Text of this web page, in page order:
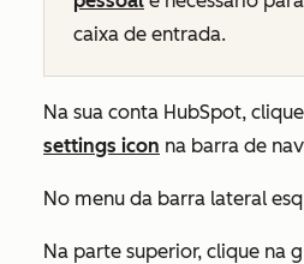
caixa de entrada.
Na sua conta HubSpot,
settings icon na barra de
No menu da barra lateral
Na parte superior, clique na